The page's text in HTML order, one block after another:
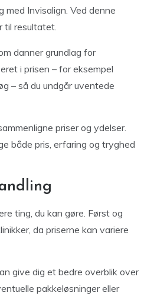
Invisalign. Ved denne
til resultatet.
danner grundlag for
i prisen – for eksempel
– så du undgår uventede
priser og ydelser.
både pris, erfaring og tryghed
ting, du kan gøre. Først og
da priserne kan variere
give dig et bedre overblik over
pakkeløsninger eller